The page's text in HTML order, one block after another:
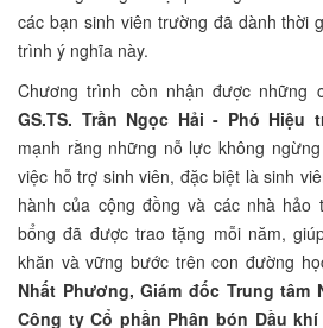
các bạn sinh viên trường đã dành thời
trình ý nghĩa này.
Chương trình còn nhận được những
GS.TS. Trần Ngọc Hải - Phó Hiệu
mạnh rằng những nỗ lực không
việc hỗ trợ sinh viên, đặc biệt là sinh
hành của cộng đồng và các nhà hảo
bổng đã được trao tặng mỗi năm,
khăn và vững bước trên con đường
Nhất Phương, Giám đốc Trung tâm
Công ty Cổ phần Phân bón Dầu khí